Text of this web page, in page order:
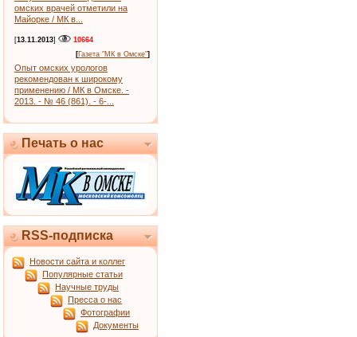
омских врачей отметили на
Майорке / МК в...
[13.11.2013]
10664
[Газета "МК в Омске"]
Опыт омских урологов
рекомендован к широкому
применению / МК в Омске. -
2013. - № 46 (861). - 6-...
Печать о нас
RSS-подписка
Новости сайта и коллег
Популярные статьи
Научные труды
Пресса о нас
Фотографии
Документы